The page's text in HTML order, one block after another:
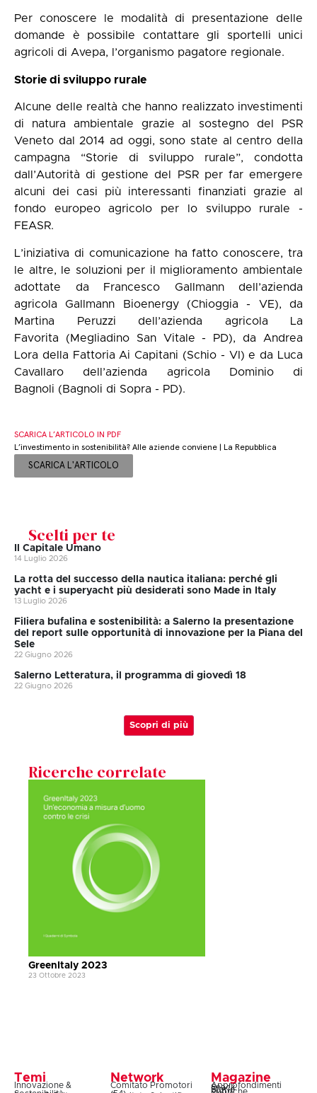
Per conoscere le modalità di presentazione delle
domande è possibile contattare gli sportelli unici
agricoli di Avepa, l’organismo pagatore regionale.
Storie di sviluppo rurale
Alcune delle realtà che hanno realizzato investimenti
di natura ambientale grazie al sostegno del PSR
Veneto dal 2014 ad oggi, sono state al centro della
campagna “Storie di sviluppo rurale”, condotta
dall’Autorità di gestione del PSR per far emergere
alcuni dei casi più interessanti finanziati grazie al
fondo europeo agricolo per lo sviluppo rurale -
FEASR.
L’iniziativa di comunicazione ha fatto conoscere, tra
le altre, le soluzioni per il miglioramento ambientale
adottate da Francesco Gallmann dell’azienda
agricolaGallmann Bioenergy(Chioggia - VE), da
Martina Peruzzi dell’azienda agricola La
Favorita (Megliadino San Vitale - PD), da Andrea
Lora della Fattoria Ai Capitani (Schio - VI) e da Luca
Cavallaro dell’azienda agricola Dominio di
Bagnoli (Bagnoli di Sopra - PD).
SCARICA L’ARTICOLO IN PDF
L’investimento in sostenibilità? Alle aziende conviene | La Repubblica
SCARICA L'ARTICOLO
Scelti per te
Il Capitale Umano
14 Luglio 2026
La rotta del successo della nautica italiana: perché gli
yacht e i superyacht più desiderati sono Made in Italy
13 Luglio 2026
Filiera bufalina e sostenibilità: a Salerno la presentazione
del report sulle opportunità di innovazione per la Piana del
Sele
22 Giugno 2026
Salerno Letteratura, il programma di giovedì 18
22 Giugno 2026
Scopri di più
Ricerche correlate
GreenItaly 2023
23 Ottobre 2023
Temi
Innovazione &
Network
Comitato Promotori
Magazine
Approfondimenti
Snack
Storie